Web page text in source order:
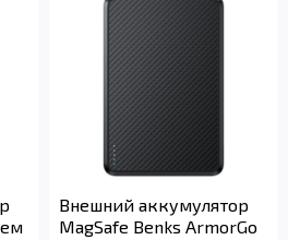
Внешний аккумулятор
MagSafe Benks ArmorGo